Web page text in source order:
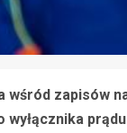
zapisów